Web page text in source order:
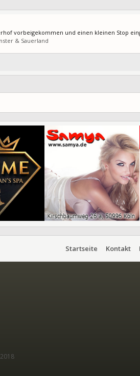
vorbeigekommen und einen kleinen Stop
& Sauerland
Startseite Kontakt